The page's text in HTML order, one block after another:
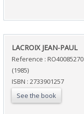
‎LACROIX JEAN-PAUL‎
Reference : RO40085270
(1985)
ISBN : 2733901257
See the book